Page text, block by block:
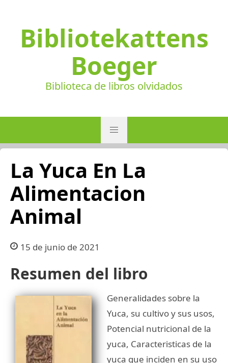
Bibliotekattens
Boeger
Biblioteca de libros olvidados
La Yuca En La
Alimentacion
Animal
15 de junio de 2021
Resumen del libro
Generalidades sobre la
Yuca, su cultivo y sus usos,
Potencial nutricional de la
yuca, Caracteristicas de la
yuca que inciden en su uso